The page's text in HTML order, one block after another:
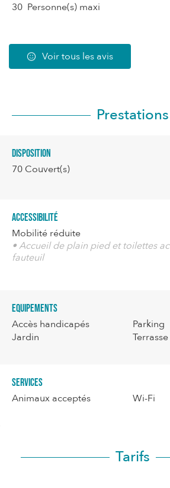
30 Personne(s) maxi
Voir tous les avis
Prestations
Disposition
70 Couvert(s)
Accessibilité
Mobilité réduite
• Accueil de plain pied et toilettes
fauteuil
Equipements
Accès handicapés
Jardin
Parking
Terrasse
Services
Animaux acceptés Wi-Fi
Tarifs